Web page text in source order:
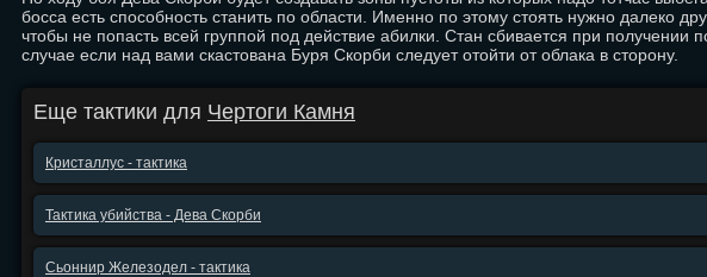
босса есть способность станить по области. Именно по этому стоять нужно далеко
чтобы не попасть всей группой под действие абилки. Стан сбивается при получении
случае если над вами скастована Буря Скорби следует отойти от облака в сторону.
Еще тактики для Чертоги Камня
Кристаллус - тактика
Тактика убийства - Дева Скорби
Сьоннир Железодел - тактика